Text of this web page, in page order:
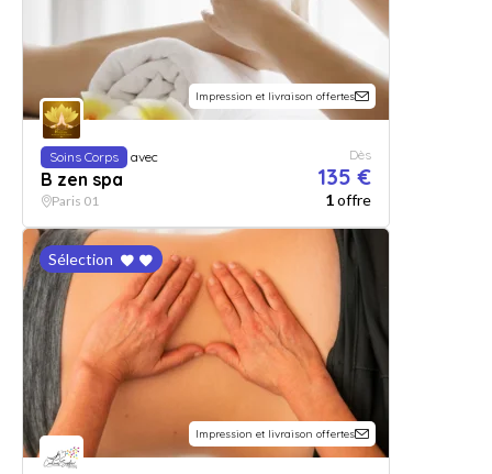
Impression et livraison offertes
Soins Corps avec
B zen spa
Dès
135 €
Paris 01 1offre
Sélection
Impression et livraison offertes